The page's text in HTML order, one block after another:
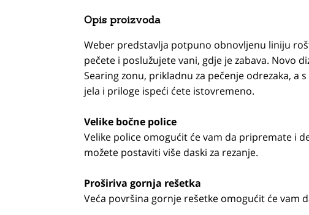
Opis proizvoda
Weber predstavlja potpuno obnovljenu liniju
pečete i poslužujete vani, gdje je zabava. Novo
Searing zonu, prikladnu za pečenje odrezaka,
jela i priloge ispeći ćete istovremeno.
Velike bočne police
Velike police omogućit će vam da pripremate i
možete postaviti više daski za rezanje.
Proširiva gornja rešetka
Veća površina gornje rešetke omogućit će